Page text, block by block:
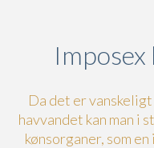
Imposex
Da det er
havvandet kan man i
kønsorganer, som